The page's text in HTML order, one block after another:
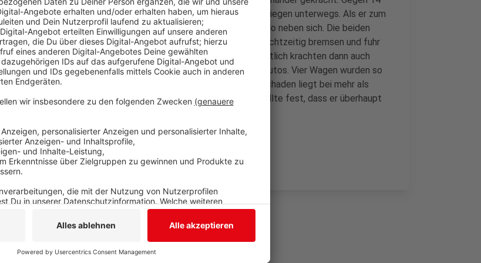
Uhr war ein 65-jähriger Polofahrer zwischen Niederschelden und Siegen unterwegs. Als er zum
Überholen den Fahrstreifen wechseln wollte, übersah er einen Polo neben sich. Die beiden
Autos stießen zusammen. Ein BMW dahinter konnte nicht mehr rechtzeitig bremsen und fuhr
auf den Polo auf. Dem BMW wiederrum fuhr ein Seat auf und letztlich krachten dann auch
noch ein Audi und ein Citroen in die bereits ineinander verkeilten Autos. Vier Wagen wurden so
stark beschädigt, dass sie abgeschleppt werden mussten. Der Schaden liegt bei mehr als
30.000 Euro. Für den Audi-Fahrer besonders bitter: Die Polizei stellte fest, dass er überhaupt
Anzeige